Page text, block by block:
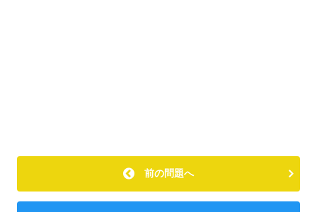
前の問題へ